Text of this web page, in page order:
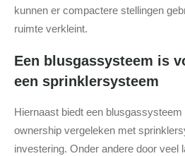
kunnen er compactere stellingen
ruimte verkleint.
Een blusgassysteem is
een sprinklersysteem
Hiernaast biedt een
ownership vergeleken met
investering. Onder andere door veel